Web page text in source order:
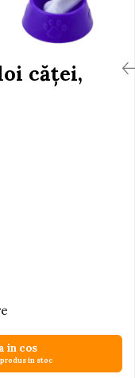
căței,
in cos
in stoc